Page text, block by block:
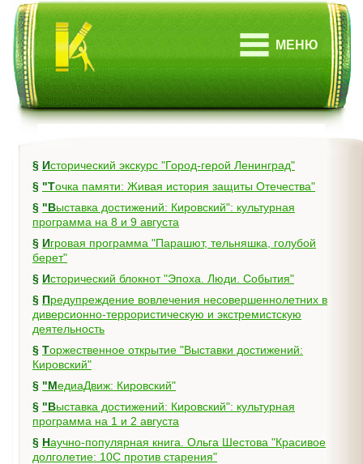
МЕНЮ
§
Исторический экскурс "Город-герой Ленинград"
§
"Точка памяти: Живая история защиты Отечества"
§ "Выставка достижений: Кировский": культурная
программа на 8 и 9 августа
§ Игровая программа "Парашют, тельняшка, голубой
берет"
§
Исторический блокнот "Эпоха. Люди. События"
§ Предупреждение вовлечения несовершеннолетних в
диверсионно-террористическую и экстремистскую
деятельность
§ Торжественное открытие "Выставки достижений:
Кировский"
§
"МедиаДвиж: Кировский"
§ "Выставка достижений: Кировский": культурная
программа на 1 и 2 августа
§ Научно-популярная книга. Ольга Шестова "Красивое
долголетие: 10C против старения"